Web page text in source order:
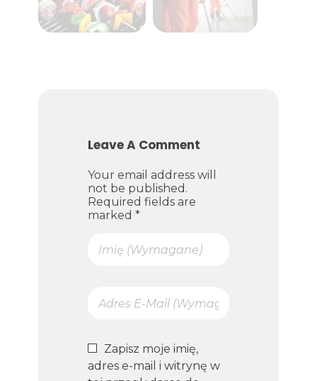
Leave A Comment
Your email address will
not be published.
Required fields are
marked *
Zapisz moje imię,
adres e-mail i witrynę w